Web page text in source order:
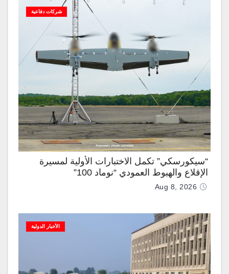
شركات دفاعية
“سيكورسكي” تكمل الاختبارات الأولية لمسيرة
الإقلاع والهبوط العمودي “نوماد 100”
Aug 8, 2026
الأخبار الدولية